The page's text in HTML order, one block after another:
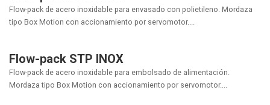
Flow-pack de acero inoxidable para envasado con polietileno. Mordaza
tipo Box Motion con accionamiento por servomotor....
Flow-pack STP INOX
Flow-pack de acero inoxidable para embolsado de alimentación.
Mordaza tipo Box Motion con accionamiento por servomotor....